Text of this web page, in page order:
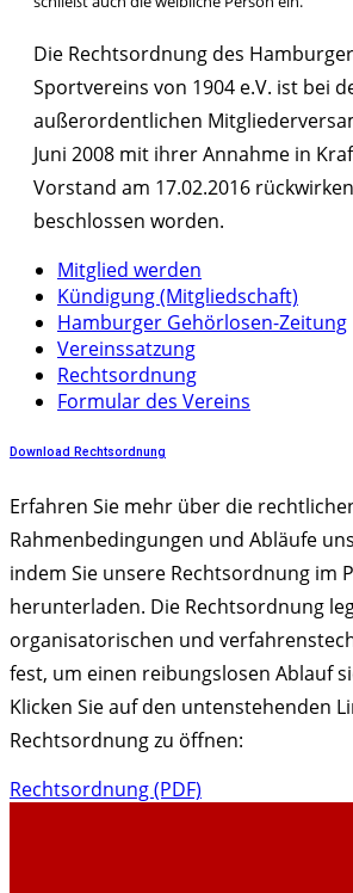
Die Rechtsordnung des
Sportvereins von 1904 e.V. ist bei
außerordentlichen
Juni 2008 mit ihrer Annahme in
Vorstand am 17.02.2016
beschlossen worden.
Mitglied werden
Kündigung (Mitgliedschaft)
Hamburger Gehörlosen-Zeitung
Vereinssatzung
Rechtsordnung
Formular des Vereins
Download Rechtsordnung
Erfahren Sie mehr über die
Rahmenbedingungen und Abläufe
indem Sie unsere Rechtsordnung im
herunterladen. Die Rechtsordnung
organisatorischen und
fest, um einen reibungslosen Ablauf
Klicken Sie auf den untenstehenden
Rechtsordnung zu öffnen:
Rechtsordnung (PDF)